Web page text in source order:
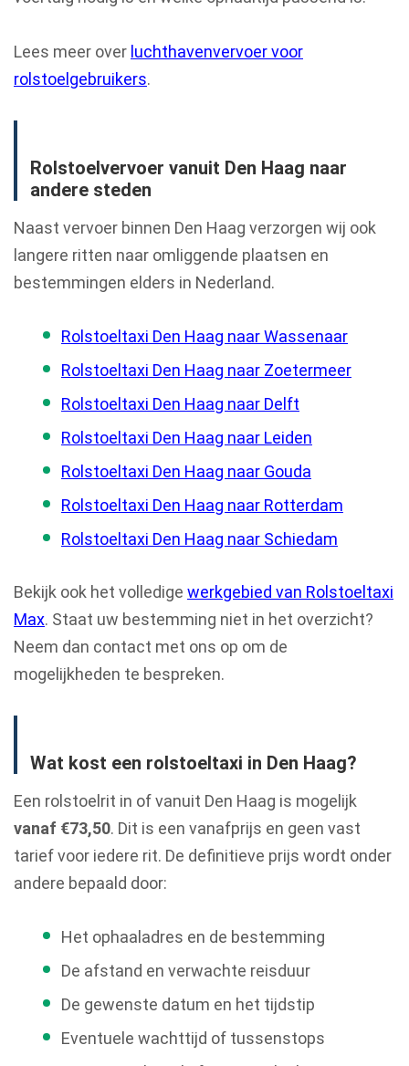
Lees meer over luchthavenvervoer voor
rolstoelgebruikers.
Rolstoelvervoer vanuit Den Haag naar
andere steden
Naast vervoer binnen Den Haag verzorgen wij ook
langere ritten naar omliggende plaatsen en
bestemmingen elders in Nederland.
Rolstoeltaxi Den Haag naar Wassenaar
Rolstoeltaxi Den Haag naar Zoetermeer
Rolstoeltaxi Den Haag naar Delft
Rolstoeltaxi Den Haag naar Leiden
Rolstoeltaxi Den Haag naar Gouda
Rolstoeltaxi Den Haag naar Rotterdam
Rolstoeltaxi Den Haag naar Schiedam
Bekijk ook het volledige werkgebied van Rolstoeltaxi
Max. Staat uw bestemming niet in het overzicht?
Neem dan contact met ons op om de
mogelijkheden te bespreken.
Wat kost een rolstoeltaxi in Den Haag?
Een rolstoelrit in of vanuit Den Haag is mogelijk
vanaf €73,50. Dit is een vanafprijs en geen vast
tarief voor iedere rit. De definitieve prijs wordt onder
andere bepaald door:
Het ophaaladres en de bestemming
De afstand en verwachte reisduur
De gewenste datum en het tijdstip
Eventuele wachttijd of tussenstops